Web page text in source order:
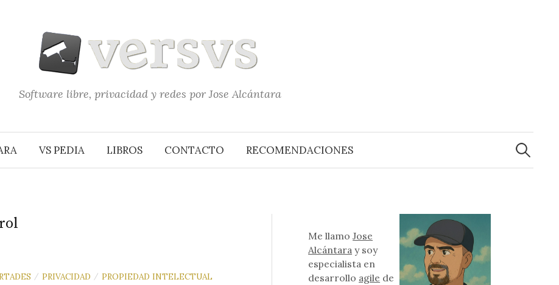
Software libre, privacidad y redes por Jose Alcántara
VS PEDIA LIBROS CONTACTO RECOMENDACIONES
Buscar:
/ PRIVACIDAD / PROPIEDAD INTELECTUAL
Me llamoJose
Alcántara y soy
especialista en
desarrollo agile de